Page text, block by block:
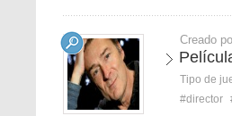
Creado
Tipo de
#director